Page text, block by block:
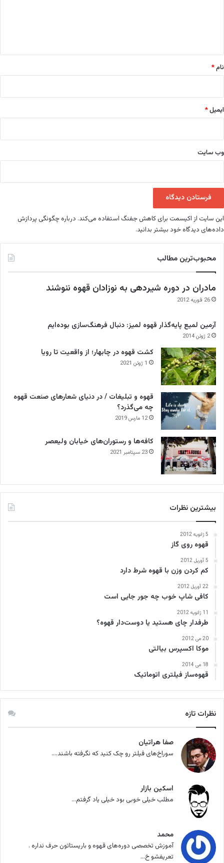
نام*
ایمیل*
وب‌ سایت
این سایت از اکیسمت برای کاهش جفنگ استفاده می‌کند. درباره چگونگی پردازش
داده‌های دیدگاه خود بیشتر بدانید.
محبوب‌ترین مطالب
مادران در دوره شیردهی به نوزادان قهوه ننوشند
26 فوریه 2012
آرمین لمیع پایه‌گذار قهوه لمیز: دنبال فرهنگ‌سازی بوده‌ایم
2 ژوئن 2014
کشت قهوه در چابهار؛ از واقعیت تا رویا
1 ژوئن 2021
قهوه و تبلیغات / در دنیای شعارهای صنعت قهوه
چه می‌گذرد؟
12 مارس 2019
کافه‌ها و رستوران‌های خیابان ولیعصر
23 سپتامبر 2021
بیشترین نظرات
5 ژانویه 2012
قهوه روی گاز
5 آوریل 2012
کم کردن وزن با قهوه شرط دارد
22 آوریل 2012
کافی‌ شاپ خوب چه جور جایی است
11 ژانویه 2012
طرفدار چای هستید یا دوست‌دار قهوه؟
20 می 2012
موکا اکسپرس بیالتی
18 می 2014
قهوه‌ساز فیلتری اتوماتیک
نظرات تازه
صفا هراتیان
سوراخ‌های فیلتر رو چک کنید که نگرفته باشند....
اسکین بازار
مطلب خیلی خوبی بود خیلی یاد گرفتم...
محمد
آموزش تخصصی دوره‌های قهوه و باریستاتون حرف نداره .
تعریفشو خ...